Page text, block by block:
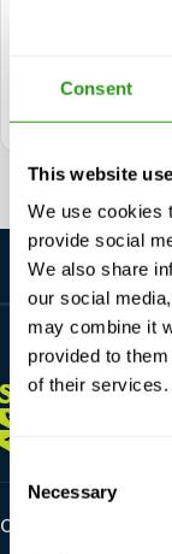
Consent
This website
We use cookies
provide social
We also share
our social
may combine it
provided to
of their services.
Selection
Necessary
SIEMPREAQUÍ
Certifications